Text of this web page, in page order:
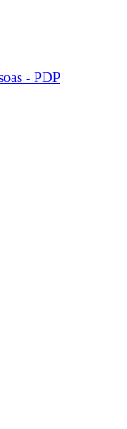
- PDP